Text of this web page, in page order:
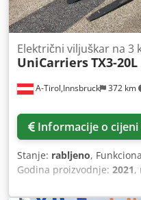
A-Tirol,Innsbruck 372 km
Električni viljuškar na 3
UniCarriersTX3-20L
Informacije o cijeni
Stanje: rabljeno,
Godina proizvodnje: 2021,
,